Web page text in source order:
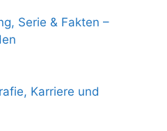
Serie & Fakten –
Karriere und